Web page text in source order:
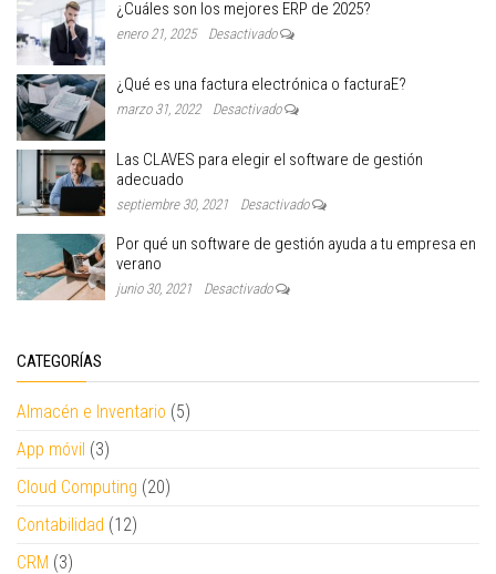
¿Cuáles son los mejores ERP de 2025?
enero 21, 2025 Desactivado
¿Qué es una factura electrónica o facturaE?
marzo 31, 2022 Desactivado
Las CLAVES para elegir el software de gestión
adecuado
septiembre 30, 2021 Desactivado
Por qué un software de gestión ayuda a tu empresa en
verano
junio 30, 2021 Desactivado
CATEGORÍAS
Almacén e Inventario (5)
App móvil (3)
Cloud Computing (20)
Contabilidad (12)
CRM (3)